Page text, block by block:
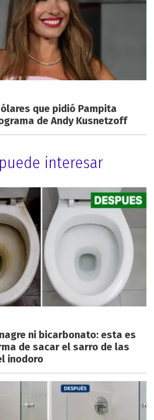
que pidió Pampita
de Andy Kusnetzoff
interesar
ni bicarbonato: esta es
de sacar el sarro de las
inodoro